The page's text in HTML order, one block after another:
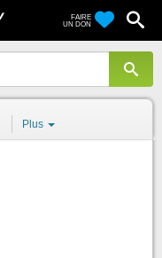
FAIRE
UN DON
Plus